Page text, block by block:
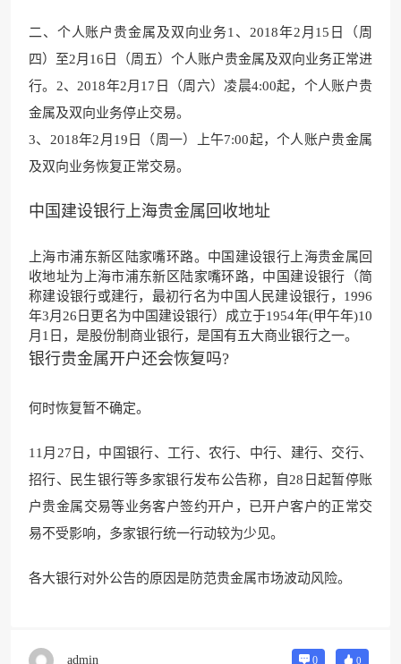
二、个人账户贵金属及双向业务1、2018年2 月15日（周
四）至2月16日
（周五）个人账户贵金属及双向业务正常进
行。2、 2018年2月17日（周六） 凌晨4:00起，个人账户贵
金属及双向业务停止交易。
3、2018年2月19日
（周一）上午7:00起，个人 账户贵金属
及双向业务恢复正常交易。
中国建设银行上海贵金属回收地址
上海市浦东新区陆家嘴环路。中国建设银行上海贵金属回
收地址为上海市浦东新区陆家嘴环路，中国建设银行（简
称建设银行或建行，最初行名为中国人民建设银行，1996
年3月26日更名为中国建设银行）成立于1954年(甲午年)10
月1日，是股份制商业银行，是国有五大商业银行之一。
银行贵金属开户还会恢复吗?
何时恢复暂不确定。
11月27日，中国银行、工行、农行、中行、建行、交行、
招行、民生银行等多家银行发布公告称，自28日起暂停账
户贵金属交易等业务客户签约开户，已开户客户的正常交
易不受影响，多家银行统一行动较为少见。
各大银行对外公告的原因是防范贵金属市场波动风险。
admin 0 0